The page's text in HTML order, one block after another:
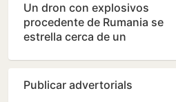
Un dron con explosivos
procedente de Rumania se
estrella cerca de un
Publicar advertorials